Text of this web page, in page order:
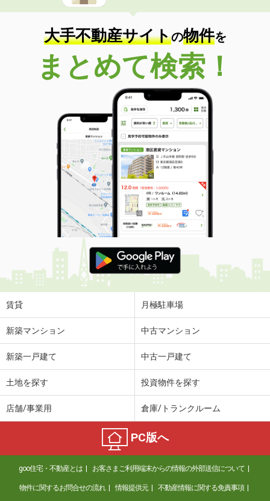
大手不動産サイトの物件を
まとめて検索！
賃貸 月極駐車場
新築マンション 中古マンション
新築一戸建て 中古一戸建て
土地を探す 投資物件を探す
店舗/事業用 倉庫/トランクルーム
PC版へ
goo住宅・不動産とは お客さまご利用端末からの情報の外部送信について
物件に関するお問合せの流れ 情報提供元 不動産情報に関する免責事項